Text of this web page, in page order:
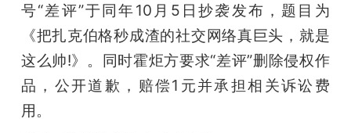
号“差评”于同年10月5日抄袭发布，题目为
《把扎克伯格秒成渣的社交网络真巨头，就是
这么帅!》。同时霍炬方要求“差评”删除侵权作
品，公开道歉，赔偿1元并承担相关诉讼费
用。